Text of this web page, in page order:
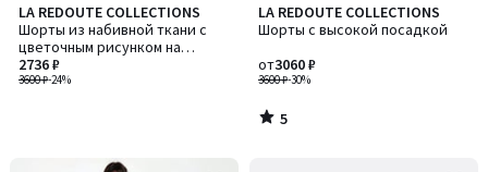
LA REDOUTE COLLECTIONS
Шорты из набивной ткани с
цветочным рисунком на
эластичном поясе
3600 ₽-24%
2736 ₽
LA REDOUTE COLLECTIONS
Шорты с высокой посадкой
3600 ₽-30%
от3060 ₽
5
/
5
/